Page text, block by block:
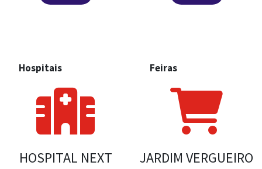
Hospitais
HOSPITAL NEXT
Feiras
JARDIM VERGUEIRO